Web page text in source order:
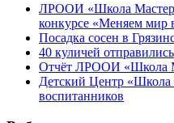
ЛРООИ «Школа
конкурсе «Меняем мир
Посадка сосен в
40 куличей
Отчёт ЛРООИ «Школа
Детский Центр
воспитанников